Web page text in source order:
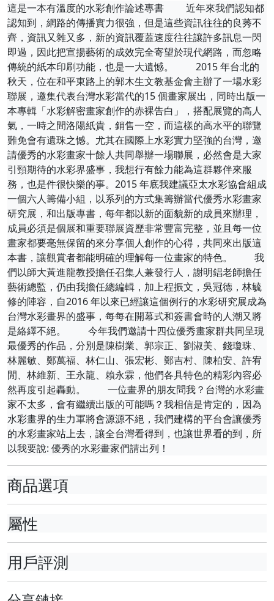
這是一本有溫度的水彩創作論述專書 近年來我們認知都
認知到，網路的傳播實力很強，但是這些資訊往往的良莠不
齊，資訊又雜又多，新的資訊覆蓋速度往往讓許多訊息一閃
即過，因此把宣揚藝術的成效完全寄望於現代網路，而忽略
傳統的紙本印刷功能，也是一大遺憾。 2015 年台北的
秋天，位在和平東路上的郭木生文教基金會主辦了一場水彩
聯展，邀集代表台灣水彩當代的15 個畫家展出，同時出版一
本專輯「水彩解密畫家創作的赤裸告白」，搭配展覽的高人
氣，一時之間洛陽紙貴，銷售一空，而這樣的高水平的聯覽
難免會有遺珠之憾。尤其在國際上水彩實力堅強的台灣，邀
請優秀的水彩畫家十餘人共同舉辦一場聯展，必然會是大家
引頸期待的水彩界盛事，我想行有餘力能為這群夥伴來服
務，也是件很快樂的事。2015 年底我建議亞太水彩協會組成
一個六人籌備小組，以系列的方式集籌辦當代優秀水彩畫家
研究展，和出版專書，每年都以新的面貌新的成員來辦理，
成員必須是個展和重要聯展資歷非常豐富完整，並且每一位
畫家都要毫無保留的來分享個人創作的心得，共同來出版這
本書，讓觀賞者都能明確的理解每一位畫家的特色。 我
們以師大黃進龍教授擔任召集人兼發行人，謝明錩老師擔任
藝術總監，仍由我擔任總編輯，加上程振文，吳冠德，林毓
修的陣容，自2016 年以來已經讓這個例行的水彩研究展成為
台灣水彩畫界的盛事，每每在開幕式和簽書會時的人潮又將
是絡繹不絕。 今年我們邀請十四位優秀畫家群共同呈現
最優秀的作品，分別是陳樹業、郭宗正、劉淑美、錢瓊珠、
林麗敏、鄭萬福、林仁山、張宏彬、鄭吉村、陳柏安、許宥
閒、林維新、王永龍、賴永霖，他們各具特色的精彩內容必
然再度引起轟動。 一位畫界的朋友問我？台灣的水彩畫
家不太多，會有繼續出版的可能嗎？我相信是肯定的，因為
水彩畫界的生力軍將會源源不絕，我們建構的平台會讓優秀
的水彩畫家站上去，讓全台灣看得到，也讓世界看的到，所
以我要說: 優秀的水彩畫家們請出列！
商品選項
屬性
用戶評測